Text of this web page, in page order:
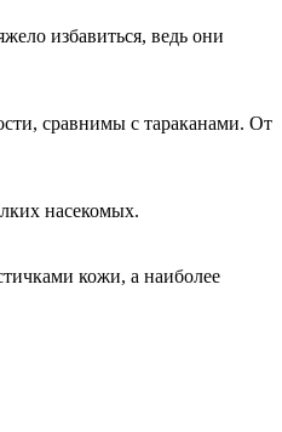
избавиться, ведь они
сравнимы с тараканами. От
насекомых.
кожи, а наиболее